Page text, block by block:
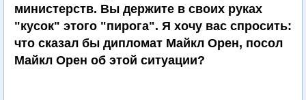
министерств. Вы держите в своих руках
"кусок" этого "пирога". Я хочу вас спросить:
что сказал бы дипломат Майкл Орен, посол
Майкл Орен об этой ситуации?